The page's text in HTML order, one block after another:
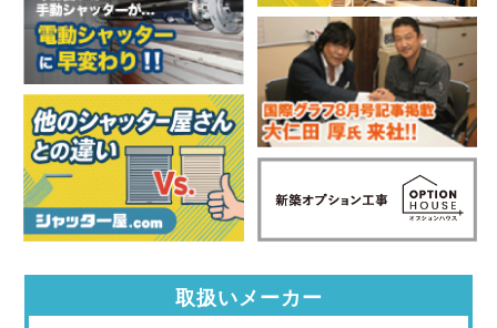
取扱いメーカー